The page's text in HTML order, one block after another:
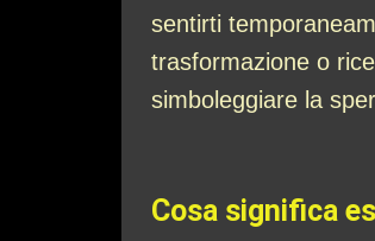
sentirti
trasformazione o
simboleggiare la
Cosa significa